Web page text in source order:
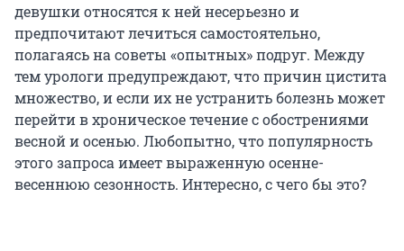
девушки относятся к ней несерьезно и
предпочитают лечиться самостоятельно,
полагаясь на советы «опытных» подруг. Между
тем урологи предупреждают, что причин цистита
множество, и если их не устранить болезнь может
перейти в хроническое течение с обострениями
весной и осенью. Любопытно, что популярность
этого запроса имеет выраженную осенне-
весеннюю сезонность. Интересно, с чего бы это?